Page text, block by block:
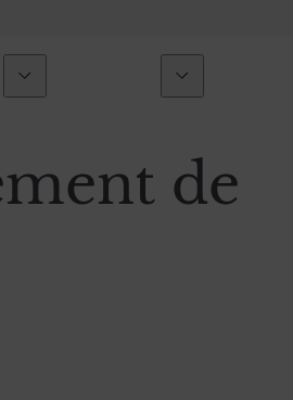
sous mandat
conseillée
Assurance vie
de